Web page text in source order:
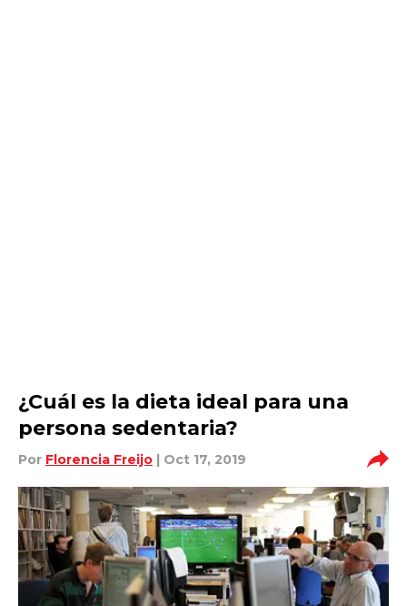
¿Cuál es la dieta ideal para una
persona sedentaria?
Por Florencia Freijo | Oct 17, 2019